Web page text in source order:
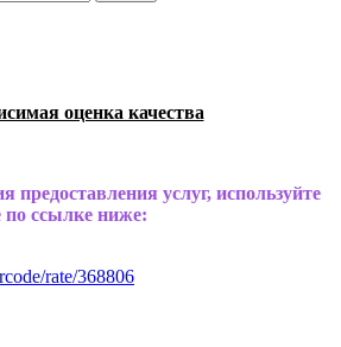
оценка качества
предоставления услуг, используйте
по ссылке ниже:
rate/368806